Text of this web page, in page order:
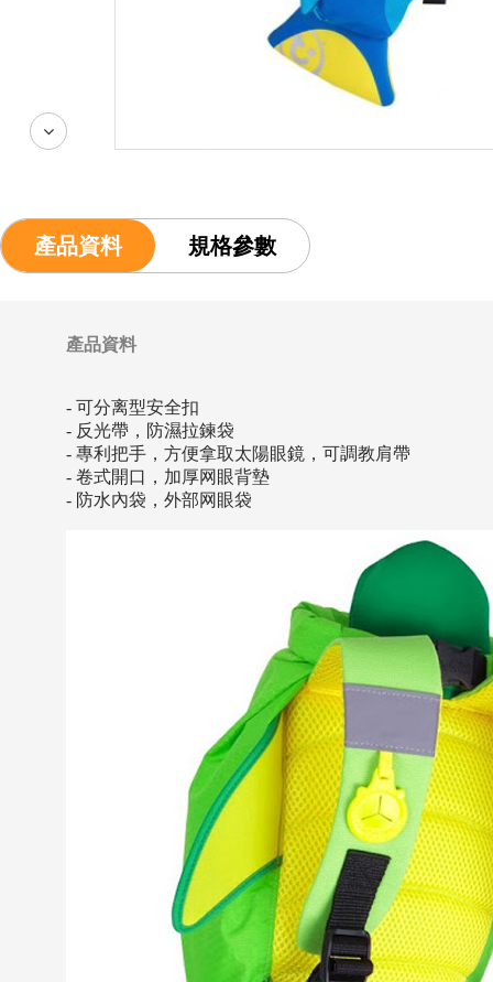
產品資料 規格參數
產品資料
- 可分离型安全扣
- 反光帶，防濕拉鍊袋
- 專利把手，方便拿取太陽眼鏡，可調教肩帶
- 卷式開口，加厚网眼背墊
- 防水內袋，外部网眼袋